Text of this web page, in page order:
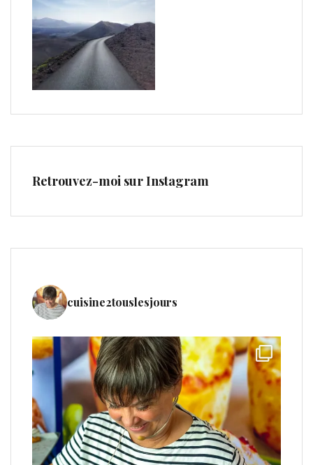
Retrouvez-moi sur Instagram
cuisine2touslesjours